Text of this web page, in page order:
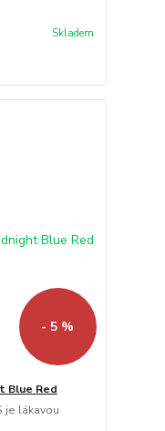
Skladem
- 5 %
Blue Red
je lákavou